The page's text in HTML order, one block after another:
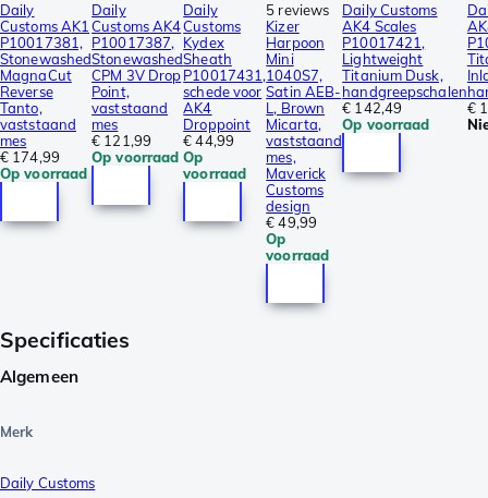
Daily
Customs AK1
P10017381,
Stonewashed
MagnaCut
Reverse
Tanto,
vaststaand
mes
€ 174,99
Op voorraad
Daily
Customs AK4
P10017387,
Stonewashed
CPM 3V Drop
Point,
vaststaand
mes
€ 121,99
Op voorraad
Daily
Customs
Kydex
Sheath
P10017431,
schede voor
AK4
Droppoint
€ 44,99
Op
voorraad
5 reviews
Kizer
Harpoon
Mini
1040S7,
Satin AEB-
L, Brown
Micarta,
vaststaand
mes,
Maverick
Customs
design
€ 49,99
Op
voorraad
Daily Customs
AK4 Scales
P10017421,
Lightweight
Titanium Dusk,
handgreepschalen
€ 142,49
Op voorraad
€
Specificaties
Algemeen
Merk
Daily Customs